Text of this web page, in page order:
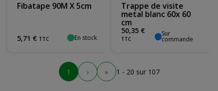
Fibatape 90M X 5cm
5,71 € TTC En stock
Trappe de visite
metal blanc 60x 60
cm
50,35 €
TTC
Sur
commande
1 › » 1 - 20 sur 107